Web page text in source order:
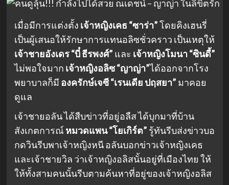
เมื่อมีการแต่งตั้ง เจ้าหญิงเคธ “ซาร่า”โดยคิงเฮนรี่
เป็นผู้เสนอให้รักษาการแทนอลิซชั่วคราว เป็นเหตุให้
เจ้าชายอังเดร “บี๋ ธีรพงศ์” และ เจ้าหญิงโมนา “ซินดี้”
ไม่พอใจมาก เจ้าหญิงอลิซ “ญาญ่า”ได้ออกจากโรง
พยาบาลก็มี องครักษ์เจซี “เรนเดีย ปฤสยา” มาคอย
ดูแล
เจ้าชายอลัน ได้สืบข่าวที่อยู่อลืส ได้บุกมาที่บ้าน
สังเกตการณ์ หมวดแพน “โยเกิร์ต” รู้ทันรีบส่งข่าวบอ
กดวินรีบพาเจ้าหญิงหนี อลันบอกข่าวเจ้าหญิงเคธ
และเจ้าชายวิล ว่าเจ้าหญิงอลิสนั้นอยู่ที่เมืองไทย ให้
ให้ทั้งสามคนนั้นรีบตามค้นหาที่อยู่ของเจ้าหญิงอลิส